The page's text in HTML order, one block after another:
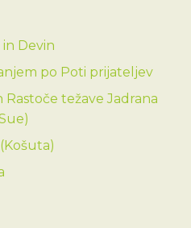
in Devin
po Poti prijateljev
težave Jadrana